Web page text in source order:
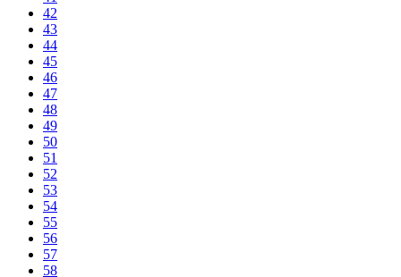
42
43
44
45
46
47
48
49
50
51
52
53
54
55
56
57
58